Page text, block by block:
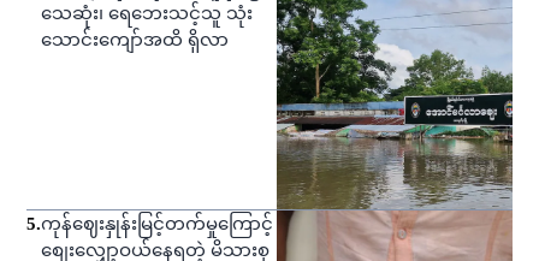
သေဆုံး၊ ရေဘေးသင့်သူ သုံး
သောင်းကျော်အထိ ရှိလာ
5.ကုန်ဈေးနှုန်းမြင့်တက်မှုကြောင့်
စျေးလျှော့ဝယ်နေရတဲ့ မိသားစု